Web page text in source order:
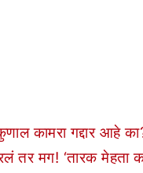
कामरा गद्दार आहे
तर मग! ‘तारक मेहता